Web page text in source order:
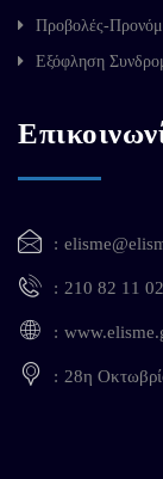
Προβολές-
Εξόφληση
210 82 11
28η